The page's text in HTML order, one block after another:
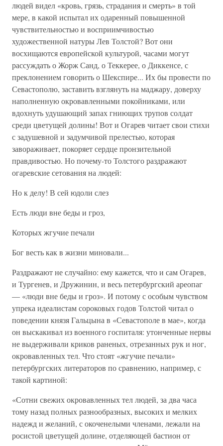
людей видел «кровь, грязь, страдания и смерть» в той
мере, в какой испытал их одаренный повышенной
чувствительностью и восприимчивостью
художественной натуры Лев Толстой? Вот они
восхищаются европейской культурой, часами могут
рассуждать о Жорж Санд, о Теккерее, о Диккенсе, с
преклонением говорить о Шекспире... Их бы провести по
Севастополю, заставить взглянуть на маджару, доверху
наполненную окровавленными покойниками, или
вдохнуть удушающий запах гниющих трупов солдат
среди цветущей долины! Вот и Огарев читает свои стихи
с задушевной и задумчивой прелестью, которая
завораживает, покоряет сердце пронзительной
правдивостью. Но почему-то Толстого раздражают
огаревские сетования на людей:
Но к делу! В сей юдоли слез
Есть люди вне беды и гроз,
Которых жгучие печали
Бог весть как в жизни миновали...
Раздражают не случайно: ему кажется, что и сам Огарев,
и Тургенев, и Дружинин, и весь петербургский ареопаг
— «люди вне беды и гроз». И потому с особым чувством
упрека идеалистам сороковых годов Толстой читал о
поведении князя Гальцына в «Севастополе в мае», когда
он выскакивал из военного госпиталя: утонченные нервы
не выдерживали криков раненых, отрезанных рук и ног,
окровавленных тел. Что стоят «жгучие печали»
петербургских литераторов по сравнению, например, с
такой картиной:
«Сотни свежих окровавленных тел людей, за два часа
тому назад полных разнообразных, высоких и мелких
надежд и желаний, с окоченелыми членами, лежали на
росистой цветущей долине, отделяющей бастион от